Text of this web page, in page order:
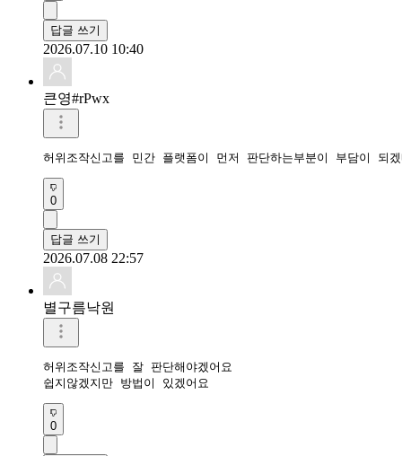
답글 쓰기
2026.07.10 10:40
큰영#rPwx
허위조작신고를 민간 플랫폼이 먼저 판단하는부분이 부담이 되
0
답글 쓰기
2026.07.08 22:57
별구름낙원
허위조작신고를 잘 판단해야겠어요
쉽지않겠지만 방법이 있겠어요
0